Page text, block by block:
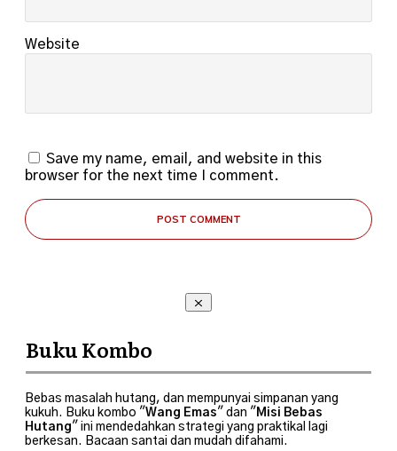
Website
Save my name, email, and website in this
browser for the next time I comment.
POST COMMENT
Buku Kombo
Bebas masalah hutang, dan mempunyai simpanan yang
kukuh. Buku kombo "Wang Emas" dan " Misi Bebas
Hutang" ini mendedahkan strategi yang praktikal lagi
berkesan. Bacaan santai dan mudah difahami.